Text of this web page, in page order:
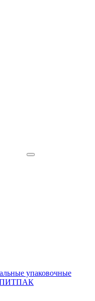
упаковочные
ПИТПАК